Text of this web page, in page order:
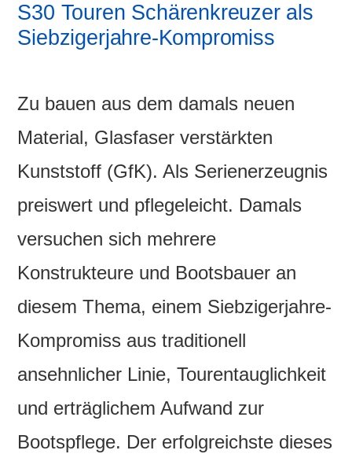
S30 Touren Schärenkreuzer als
Siebzigerjahre-Kompromiss
Zu bauen aus dem damals neuen
Material, Glasfaser verstärkten
Kunststoff (GfK). Als Serienerzeugnis
preiswert und pflegeleicht. Damals
versuchen sich mehrere
Konstrukteure und Bootsbauer an
diesem Thema, einem Siebzigerjahre-
Kompromiss aus traditionell
ansehnlicher Linie, Tourentauglichkeit
und erträglichem Aufwand zur
Bootspflege. Der erfolgreichste dieses